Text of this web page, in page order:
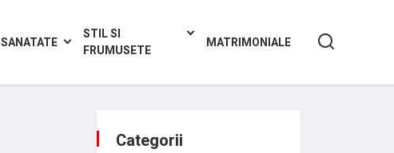
SANATATE
STIL SI
FRUMUSETE
MATRIMONIALE
Categorii